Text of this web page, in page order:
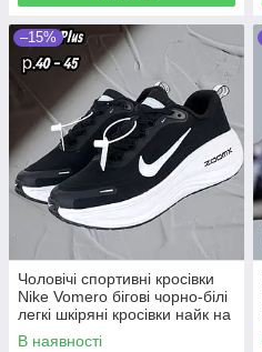
–15%
Чоловічі спортивні кросівки
Nike Vomero бігові чорно-білі
легкі шкіряні кросівки найк на
товстій підошві
В наявності